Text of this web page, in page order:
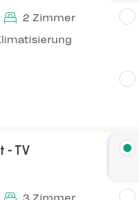
2 Zimmer
- TV